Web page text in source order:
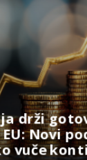
drži
Novi
vuče